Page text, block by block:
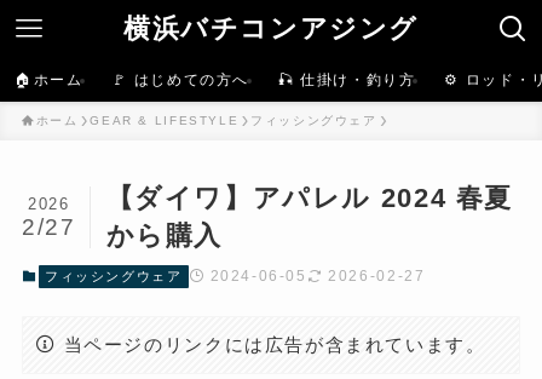
横浜バチコンアジング
🏠ホーム 🚩 はじめての方へ 🎣 仕掛け・釣り方 ⚙️ ロッド・
ホーム GEAR & LIFESTYLE フィッシングウェア
【ダイワ】アパレル 2024 春夏
から購入
2026
2/27
フィッシングウェア 2024-06-05 2026-02-27
当ページのリンクには広告が含まれています。